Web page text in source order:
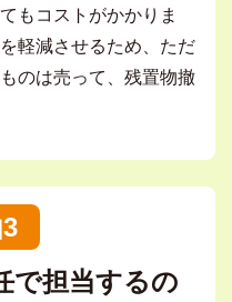
もコストがかかりま
軽減させるため、ただ
のは売って、残置物撤
で担当するの